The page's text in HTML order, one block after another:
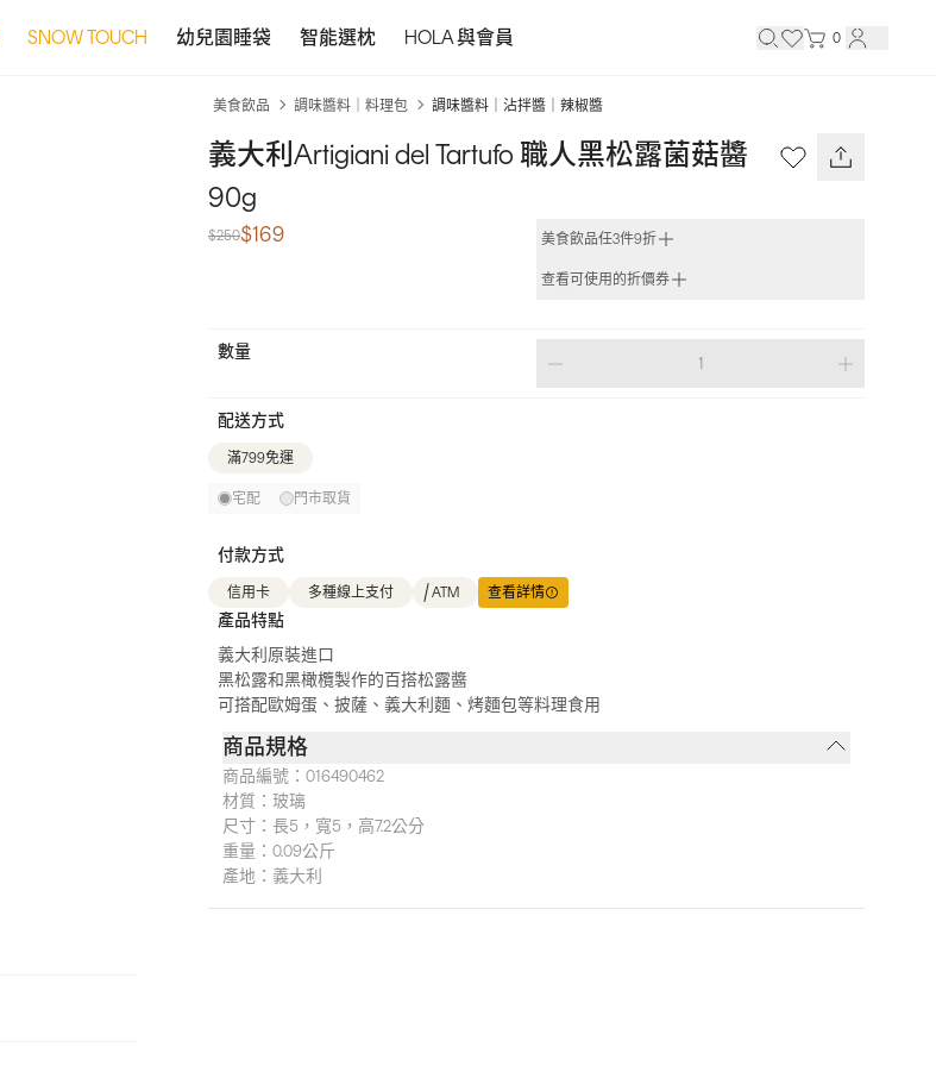
SNOW TOUCH 幼兒園睡袋 智能選枕 HOLA 與會員 0
美食飲品 調味醬料｜料理包 調味醬料｜沾拌醬｜辣椒醬
義大利Artigiani del Tartufo 職人黑松露菌菇醬
90g
$250$169 美食飲品任3件9折
查看可使用的折價券
數量
配送方式
滿799免運
宅配 門市取貨
付款方式
信用卡 多種線上支付 ATM 查看詳情
產品特點
義大利原裝進口
黑松露和黑橄欖製作的百搭松露醬
可搭配歐姆蛋、披薩、義大利麵、烤麵包等料理食用
商品規格
商品編號： 016490462
材質： 玻璃
尺寸： 長5，寬5，高7.2公分
重量： 0.09公斤
產地： 義大利